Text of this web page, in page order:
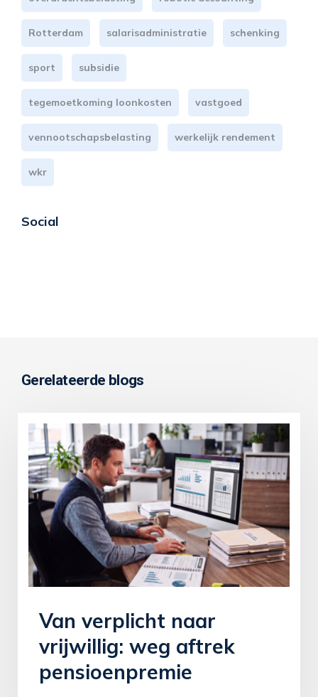
Rotterdam salarisadministratie schenking
sport subsidie
tegemoetkoming loonkosten vastgoed
vennootschapsbelasting werkelijk rendement
wkr
Social
Gerelateerde blogs
Van verplicht naar
vrijwillig: weg aftrek
pensioenpremie